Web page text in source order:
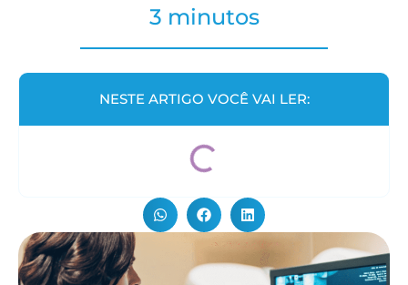
3 minutos
NESTE ARTIGO VOCÊ VAI LER: